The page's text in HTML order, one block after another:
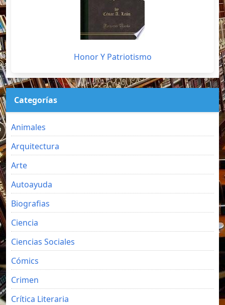
Honor Y Patriotismo
Categorías
Animales
Arquitectura
Arte
Autoayuda
Biografias
Ciencia
Ciencias Sociales
Cómics
Crimen
Crítica Literaria